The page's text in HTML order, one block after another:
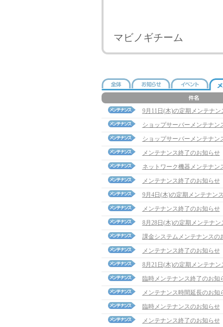
マビノギチーム
9月11日(木)の定期メンテナン
ショップサーバーメンテナン
ショップサーバーメンテナン
メンテナンス終了のお知らせ
ネットワーク機器メンテナン
メンテナンス終了のお知らせ
9月4日(木)の定期メンテナン
メンテナンス終了のお知らせ
8月28日(木)の定期メンテナン
課金システムメンテナンスの
メンテナンス終了のお知らせ
8月21日(木)の定期メンテナン
臨時メンテナンス終了のお知
メンテナンス時間延長のお知
臨時メンテナンスのお知らせ
メンテナンス終了のお知らせ